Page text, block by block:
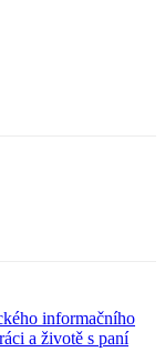
informačního
a životě s paní